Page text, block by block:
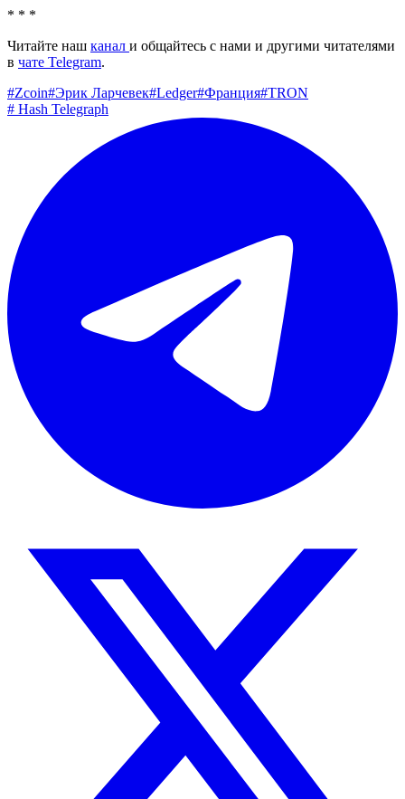
* * *
Читайте наш канал и общайтесь с нами и другими читателями
в чате Telegram.
#Zcoin#Эрик Ларчевек#Ledger#Франция#TRON
# Hash Telegraph